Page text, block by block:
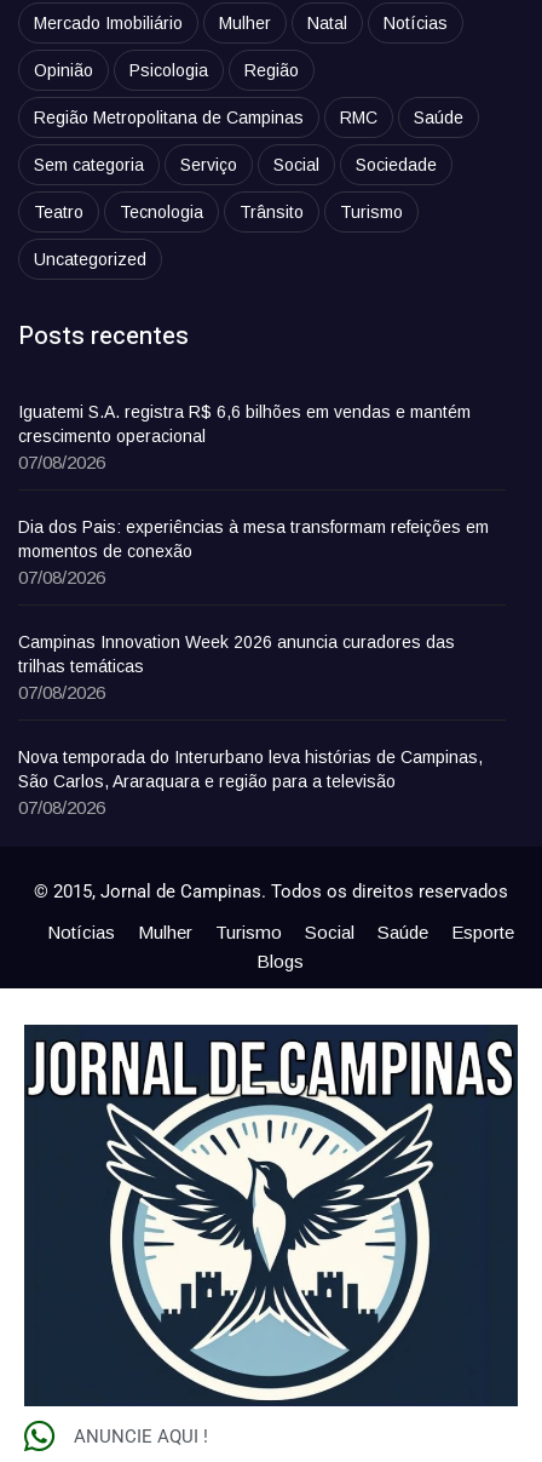
Mercado Imobiliário Mulher Natal Notícias
Opinião Psicologia Região
Região Metropolitana de Campinas RMC Saúde
Sem categoria Serviço Social Sociedade
Teatro Tecnologia Trânsito Turismo
Uncategorized
Posts recentes
Iguatemi S.A. registra R$ 6,6 bilhões em vendas e mantém
crescimento operacional
07/08/2026
Dia dos Pais: experiências à mesa transformam refeições em
momentos de conexão
07/08/2026
Campinas Innovation Week 2026 anuncia curadores das
trilhas temáticas
07/08/2026
Nova temporada do Interurbano leva histórias de Campinas,
São Carlos, Araraquara e região para a televisão
07/08/2026
© 2015, Jornal de Campinas. Todos os direitos reservados
Notícias Mulher Turismo Social Saúde
Esporte
Blogs
ANUNCIE AQUI !